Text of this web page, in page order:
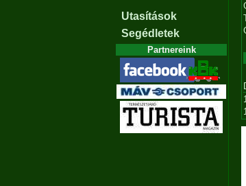
Utasítások
Segédletek
Partnereink